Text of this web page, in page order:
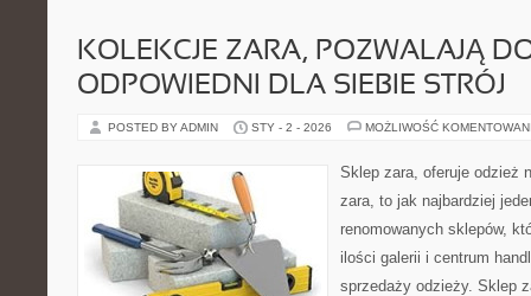
KOLEKCJE ZARA, POZWALAJĄ
ODPOWIEDNI DLA SIEBIE STRÓJ
POSTED BY ADMIN STY - 2 - 2026 MOŻLIWOŚĆ
Sklep zara, oferuje odzież
zara, to jak najbardziej
renomowanych sklepów,
ilości galerii i centrum
sprzedaży odzieży. Sklep